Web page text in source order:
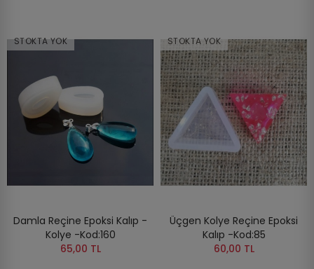
STOKTA YOK
Damla Reçine Epoksi Kalıp -
Kolye -Kod:160
65,00 TL
STOKTA YOK
Üçgen Kolye Reçine Epoksi
Kalıp -Kod:85
60,00 TL